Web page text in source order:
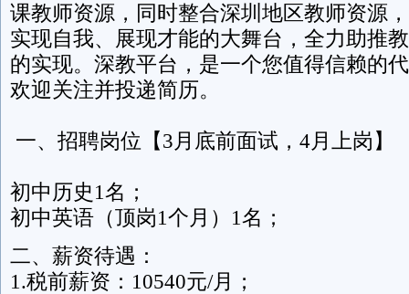
课教师资源，同时整合深圳地区教师资源
实现自我、展现才能的大舞台，全力助推
的实现。深教平台，是一个您值得信赖的
欢迎关注并投递简历。
一、招聘岗位【3月底前面试，4月上岗】
初中历史1名；
初中英语（顶岗1个月）1名；
二、薪资待遇：
1.税前薪资：10540元/月；